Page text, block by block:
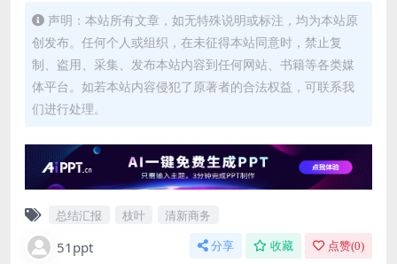
声明：本站所有文章，如无特殊说明或标注，均为本站原
创发布。任何个人或组织，在未征得本站同意时，禁止复
制、盗用、采集、发布本站内容到任何网站、书籍等各类媒
体平台。如若本站内容侵犯了原著者的合法权益，可联系我
们进行处理。
总结汇报 枝叶 清新商务
51ppt 分享 收藏 点赞(0)